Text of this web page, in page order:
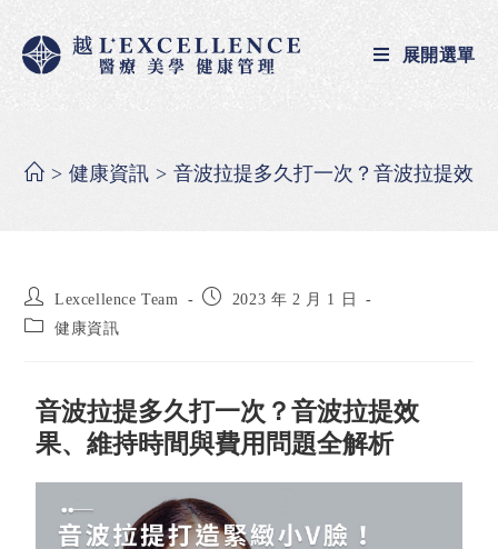
展開選單
> 健康資訊 > 音波拉提多久打一次？音波拉提效
Lexcellence Team
2023 年 2 月 1 日
健康資訊
音波拉提多久打一次？音波拉提效
果、維持時間與費用問題全解析